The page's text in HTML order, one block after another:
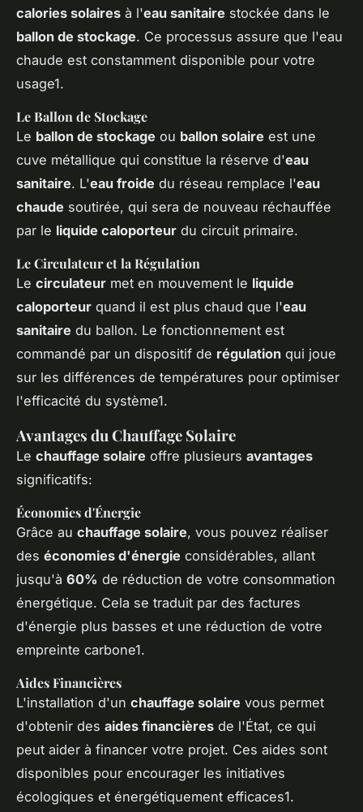
calories solaires à l'eau sanitaire stockée dans le
ballon de stockage. Ce processus assure que l'eau
chaude est constamment disponible pour votre
usage1.
Le Ballon de Stockage
Le ballon de stockage ou ballon solaire est une
cuve métallique qui constitue la réserve d'eau
sanitaire. L'eau froide du réseau remplace l'eau
chaude soutirée, qui sera de nouveau réchauffée
par le liquide caloporteur du circuit primaire.
Le Circulateur et la Régulation
Le circulateur met en mouvement le liquide
caloporteur quand il est plus chaud que l'eau
sanitaire du ballon. Le fonctionnement est
commandé par un dispositif de régulation qui joue
sur les différences de températures pour optimiser
l'efficacité du système1.
Avantages du Chauffage Solaire
Le chauffage solaire offre plusieurs avantages
significatifs:
Économies d'Énergie
Grâce au chauffage solaire, vous pouvez réaliser
des économies d'énergie considérables, allant
jusqu'à 60% de réduction de votre consommation
énergétique. Cela se traduit par des factures
d'énergie plus basses et une réduction de votre
empreinte carbone1.
Aides Financières
L'installation d'un chauffage solaire vous permet
d'obtenir des aides financières de l'État, ce qui
peut aider à financer votre projet. Ces aides sont
disponibles pour encourager les initiatives
écologiques et énergétiquement efficaces1.